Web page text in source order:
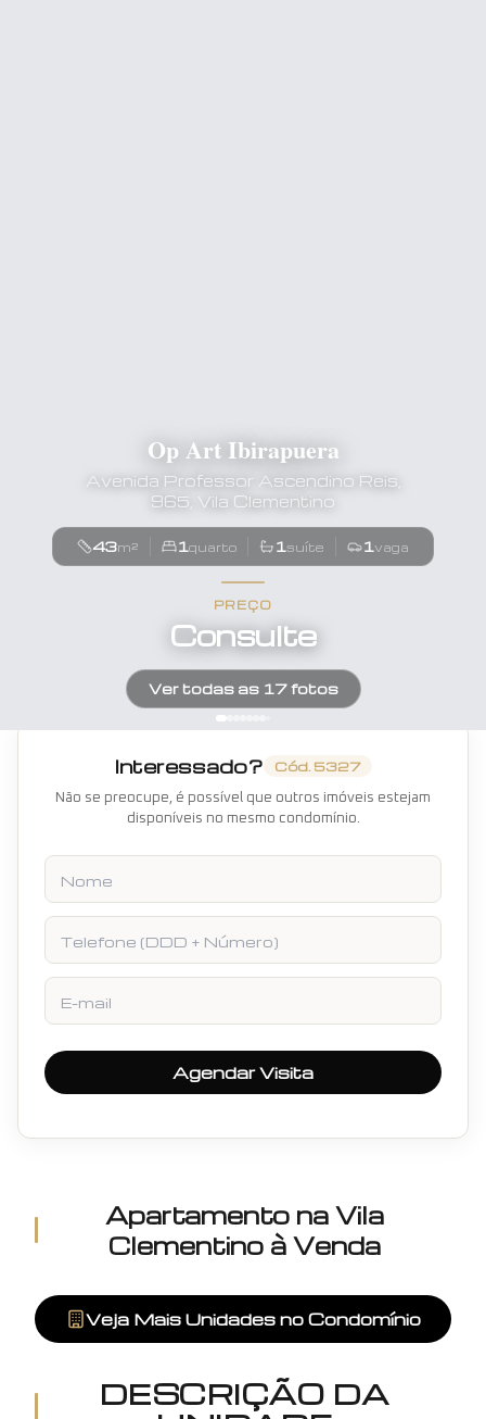
Op Art Ibirapuera
Avenida Professor Ascendino Reis,
965, Vila Clementino
43m² 1quarto 1suíte 1vaga
PREÇO
Consulte
Ver todas as 17fotos
Apartamento na Vila
Clementino à Venda
Veja Mais Unidades no Condomínio
DESCRIÇÃO DA
Interessado? Cód. 5327
Não se preocupe, é possível que outros imóveis estejam
disponíveis no mesmo condomínio.
Nome
Telefone
E-mail
Agendar Visita